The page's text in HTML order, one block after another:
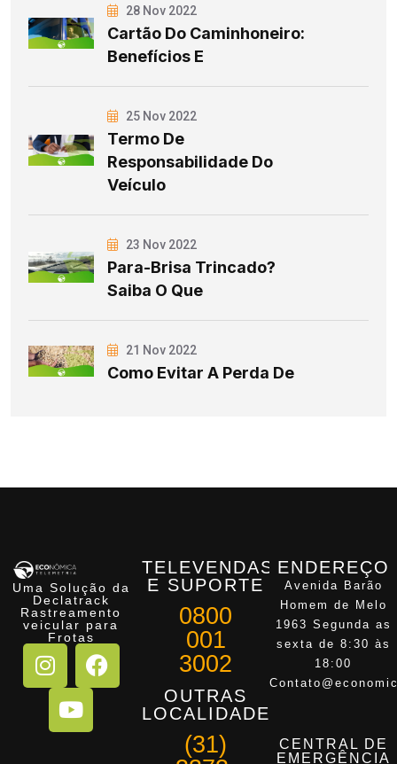
28 Nov 2022
Cartão Do Caminhoneiro:
Benefícios E
25 Nov 2022
Termo De
Responsabilidade Do
Veículo
23 Nov 2022
Para-Brisa Trincado?
Saiba O Que
21 Nov 2022
Como Evitar A Perda De
Uma Solução da
Declatrack
Rastreamento
veicular para
Frotas
TELEVENDAS
E SUPORTE
0800
001
3002
OUTRAS
LOCALIDADES
(31)
ENDEREÇO
Avenida Barão
Homem de Melo
1963 Segunda as
sexta de 8:30 às
18:00
CENTRAL DE
EMERGÊNCIA